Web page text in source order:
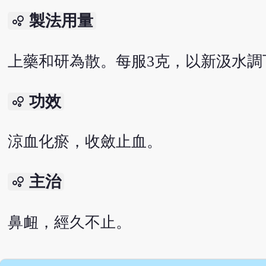
bubble_chart 製法用量
上藥和研為散。每服3克，以新汲水
bubble_chart 功效
涼血化瘀，收斂止血。
bubble_chart 主治
鼻衄，經久不止。